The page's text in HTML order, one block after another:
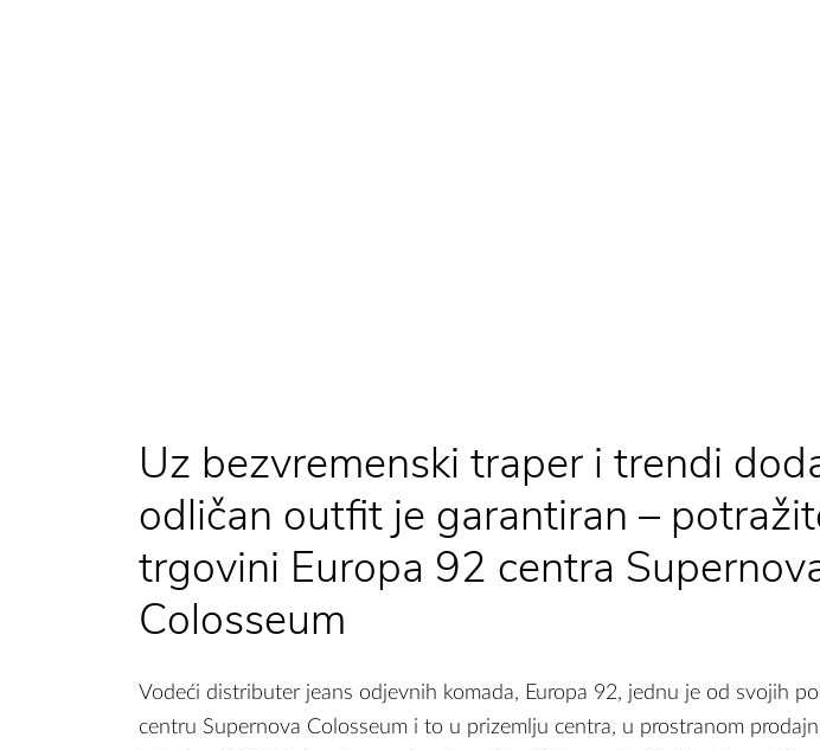
Uz bezvremenski traper i trendi
odličan outfit je garantiran –
trgovini Europa 92 centra
Colosseum
Vodeći distributer jeans odjevnih komada, Europa 92, jednu je od svojih
centru Supernova Colosseum i to u prizemlju centra, u prostranom